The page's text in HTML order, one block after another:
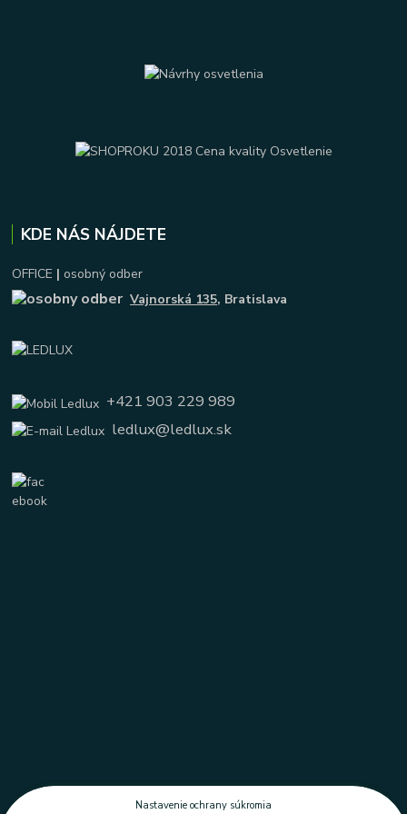
KDE NÁS NÁJDETE
OFFICE | osobný odber
Vajnorská 135, Bratislava
+421 903 229 989
ledlux@ledlux.sk
Nastavenie ochrany súkromia